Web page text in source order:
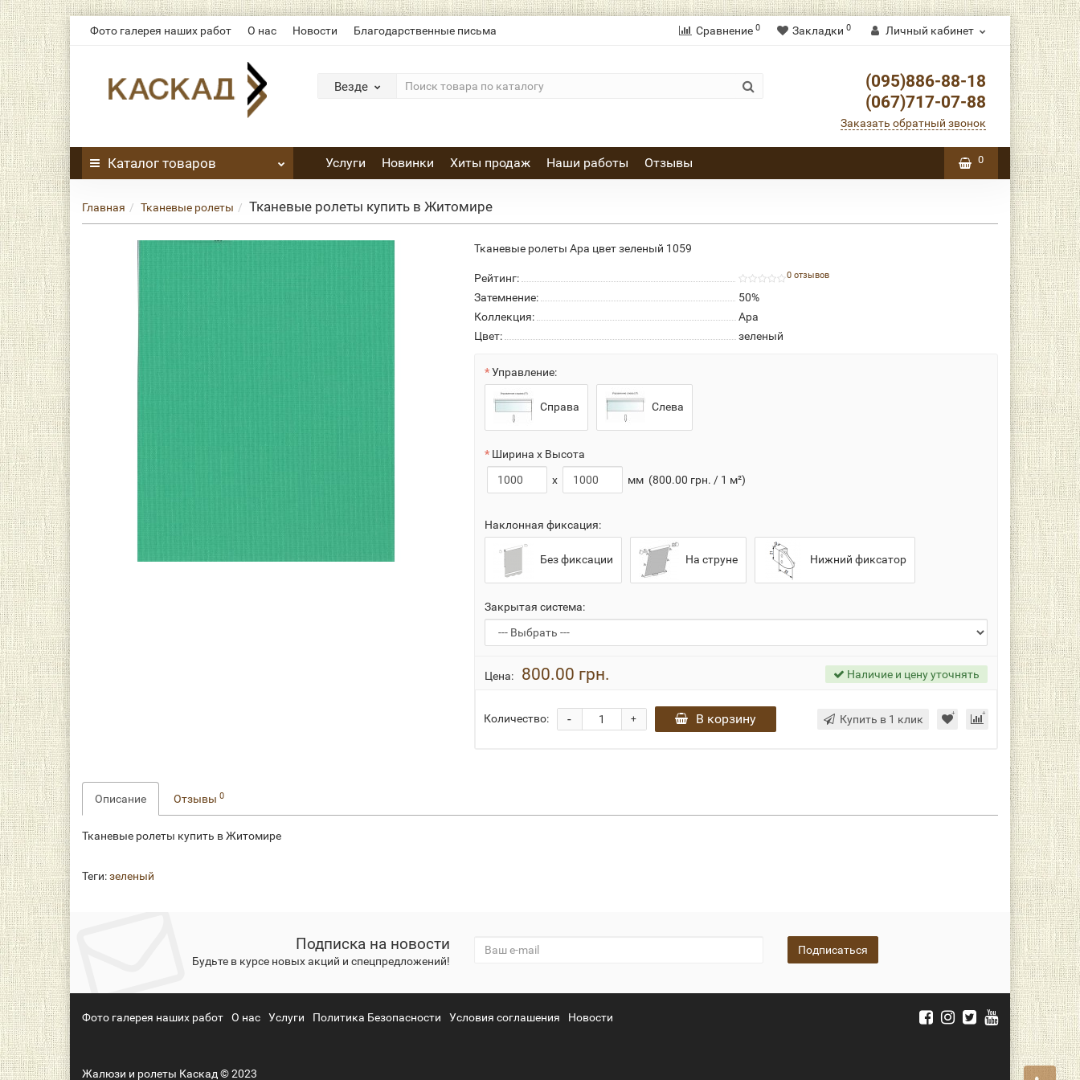
Фото галерея наших работ О нас Новости Благодарственные письма Сравнение 0 Закладки 0 Личный кабинет
Везде
(095)886-88-18
(067)717-07-88
Заказать обратный звонок
Каталог товаров Услуги Новинки Хиты продаж Наши работы Отзывы 0
Главная Тканевые ролеты Тканевые ролеты купить в Житомире
Тканевые ролеты Ара цвет зеленый 1059
Рейтинг: 0 отзывов
Затемнение:
50%
Коллекция:
Ара
Цвет:
зеленый
Управление:
Справа Слева
Ширина x Высота
x
мм (800.00 грн. / 1 м²)
Наклонная фиксация:
Без фиксации На струне Нижний фиксатор
Закрытая система:
Цена: 800.00 грн. Наличие и цену уточнять
Количество: +
- В корзину Купить в 1 клик
Описание Отзывы 0
Тканевые ролеты купить в Житомире
Теги:зеленый
Подписка на новости
Будьте в курсе новых акций и спецпредложений!
Подписаться
Фото галерея наших работ О нас Услуги Политика Безопасности Условия соглашения Новости
Жалюзи и ролеты Каскад © 2023